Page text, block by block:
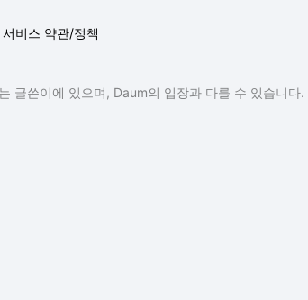
서비스 약관/정책
글쓴이에 있으며, Daum의 입장과 다를 수 있습니다.